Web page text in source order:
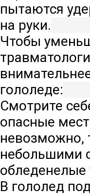
пытаются
на руки.
Чтобы
гололеде:
Смотрите
опасные
невозможно,
небольшими
обледенелые
В гололед